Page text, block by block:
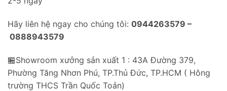
Hãy liên hệ ngay cho chúng tôi: 0944263579 –
0888943579
🏪Showroom xưởng sản xuất 1 : 43A Đường 379,
Phường Tăng Nhơn Phú, TP.Thủ Đức, TP.HCM ( Hông
trường THCS Trần Quốc Toản)